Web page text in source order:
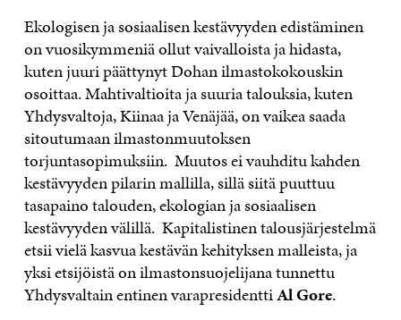
Ekologisen ja sosiaalisen kestävyyden edistäminen
on vuosikymmeniä ollut vaivalloista ja hidasta,
kuten juuri päättynyt Dohan ilmastokokouskin
osoittaa. Mahtivaltioita ja suuria talouksia, kuten
Yhdysvaltoja, Kiinaa ja Venäjää, on vaikea saada
sitoutumaan ilmastonmuutoksen
torjuntasopimuksiin. Muutos ei vauhditu kahden
kestävyyden pilarin mallilla, sillä siitä puuttuu
tasapaino talouden, ekologian ja sosiaalisen
kestävyyden välillä. Kapitalistinen talousjärjestelmä
etsii vielä kasvua kestävän kehityksen malleista, ja
yksi etsijöistä on ilmastonsuojelijana tunnettu
Yhdysvaltain entinen varapresidenttiAl Gore.